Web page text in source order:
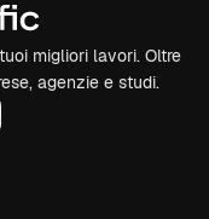
migliori lavori. Oltre
agenzie e studi.